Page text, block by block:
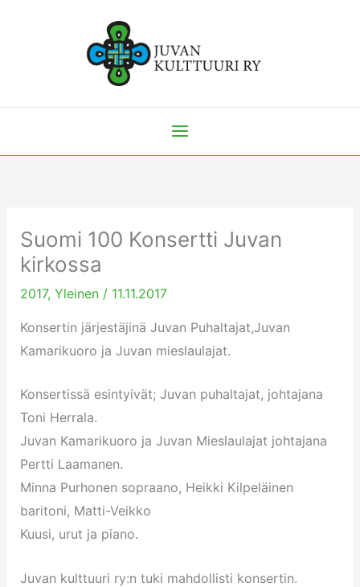
Suomi 100 Konsertti Juvan
kirkossa
2017, Yleinen/ 11.11.2017
Konsertin järjestäjinä Juvan Puhaltajat,Juvan
Kamarikuoro ja Juvan mieslaulajat.
Konsertissä esintyivät; Juvan puhaltajat, johtajana
Toni Herrala.
Juvan Kamarikuoro ja Juvan Mieslaulajat johtajana
Pertti Laamanen.
Minna Purhonen sopraano, Heikki Kilpeläinen
baritoni, Matti-Veikko
Kuusi, urut ja piano.
Juvan kulttuuri ry:n tuki mahdollisti konsertin.